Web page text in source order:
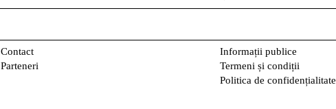
Contact
Parteneri
Informații publice
Termeni și condiții
Politica de confidențialitate